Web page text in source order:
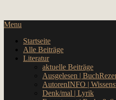
content
CulturalNoise Online
Menu
Startseite
Alle Beiträge
Literatur
aktuelle Beiträge
Ausgelesen |
AutorenINFO |
Denk/mal | Lyrik